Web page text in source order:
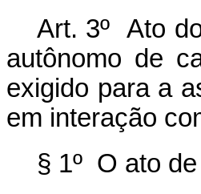
Art. 3º Ato
autônomo de
exigido para a
em interação
§ 1º O ato